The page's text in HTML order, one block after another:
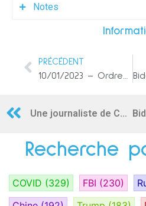
Notes
pu inclure
ce qui devrait
enquête. Nous notons
spécial Durham se penche
présenté, pourra répondre
PRÉCÉDENT
Une journaliste de CNN déclare que les documents classifiés de Biden sont un cadeau politique pour Donald Trump
Recherche
COVID (329) FBI (230)